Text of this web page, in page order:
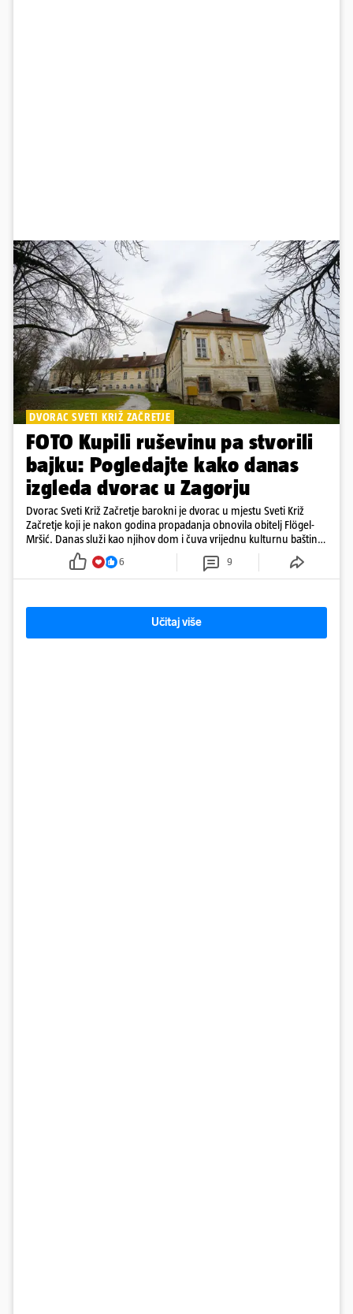
DVORAC SVETI KRIŽ ZAČRETJE
FOTO Kupili ruševinu pa stvorili
bajku: Pogledajte kako danas
izgleda dvorac u Zagorju
Dvorac Sveti Križ Začretje barokni je dvorac u mjestu Sveti Križ
Začretje koji je nakon godina propadanja obnovila obitelj Flögel-
Mršić. Danas služi kao njihov dom i čuva vrijednu kulturnu baštinu
davno zaboravljenog vremena
6 9
Učitaj više